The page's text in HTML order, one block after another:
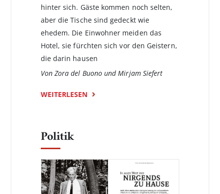
hinter sich. Gäste kommen noch selten,
aber die Tische sind gedeckt wie
ehedem. Die Einwohner meiden das
Hotel, sie fürchten sich vor den Geistern,
die darin hausen
Von Zora del Buono und Mirjam Siefert
WEITERLESEN
Politik